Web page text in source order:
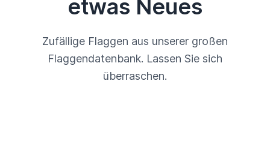
etwas Neues
Zufällige Flaggen aus unserer großen
Flaggendatenbank. Lassen Sie sich
überraschen.